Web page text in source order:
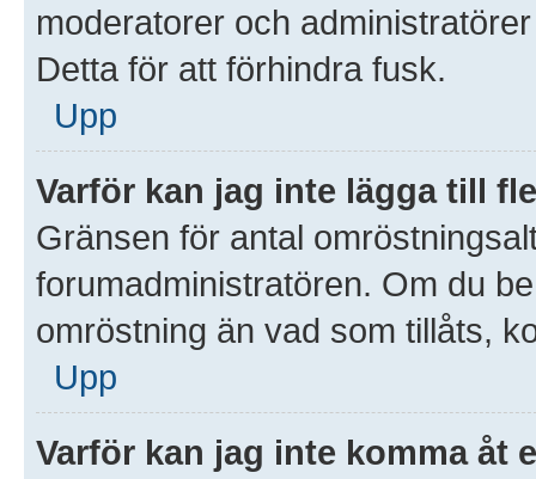
moderatorer och
Detta för att förhindra fusk.
Upp
Varför kan jag inte lägga till
Gränsen för antal
forumadministratören. Om du
omröstning än vad som tillåts,
Upp
Varför kan jag inte komma åt